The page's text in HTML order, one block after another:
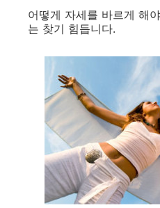
어떻게 자세를 바르게 해
는 찾기 힘듭니다.